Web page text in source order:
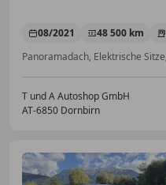
08/2021 48 500 km
T und A Autoshop GmbH
AT-6850 Dornbirn